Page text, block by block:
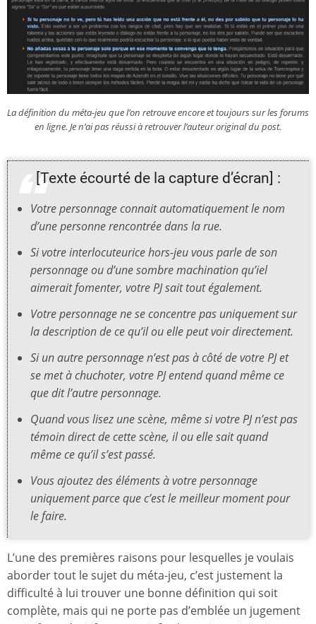
La définition du méta-jeu que l’on retrouve encore et toujours sur les forums
en ligne. Je n’ai pas réussi à retrouver l’auteur original du post.
[Texte écourté de la capture d’écran] :
Votre personnage connait automatiquement le nom
d’une personne rencontrée dans la rue.
Si votre interlocuteurice hors-jeu vous parle de son
personnage ou d’une sombre machination qu’iel
aimerait fomenter, votre PJ sait tout également.
Votre personnage ne se concentre pas uniquement sur
la description de ce qu’il ou elle peut voir directement.
Si un autre personnage n’est pas à côté de votre PJ et
se met à chuchoter, votre PJ entend quand même ce
que dit l’autre personnage.
Quand vous lisez une scène, même si votre PJ n’est pas
témoin direct de cette scène, il ou elle sait quand
même ce qu’il s’est passé.
Vous ajoutez des éléments à votre personnage
uniquement parce que c’est le meilleur moment pour
le faire.
L’une des premières raisons pour lesquelles je voulais
aborder tout le sujet du méta-jeu, c’est justement la
difficulté à lui trouver une bonne définition qui soit
complète, mais qui ne porte pas d’emblée un jugement